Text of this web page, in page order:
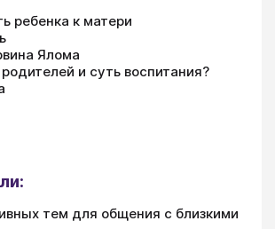
ребенка к матери
Ялома
и суть воспитания?
тем для общения с близкими